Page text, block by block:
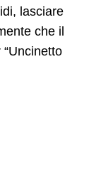
lasciare
che il